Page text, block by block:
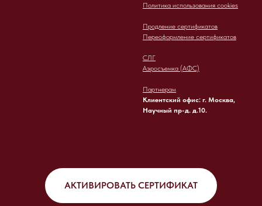
Политика использования cookies
Продление сертификатов
Переоформление сертификатов
СЛГ
Аэросъемка (АФС)
Партнерам
Клиентский офис: г. Москва,
Научный пр-д. д.10.
АКТИВИРОВАТЬ СЕРТИФИКАТ